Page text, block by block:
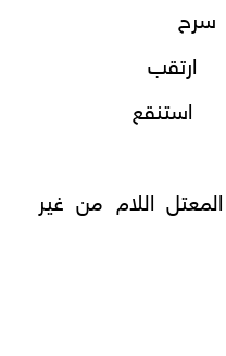
اللام من غير